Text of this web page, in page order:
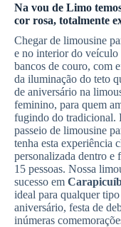
Na vou de Limo
cor rosa, totalmente
Chegar de limousine
e no interior do veículo
bancos de couro, com
da iluminação do teto
de aniversário na
feminino, para quem
fugindo do tradicional.
passeio de limousine
tenha esta experiência
personalizada dentro e
15 pessoas. Nossa
sucesso em
ideal para qualquer
aniversário, festa de
inúmeras